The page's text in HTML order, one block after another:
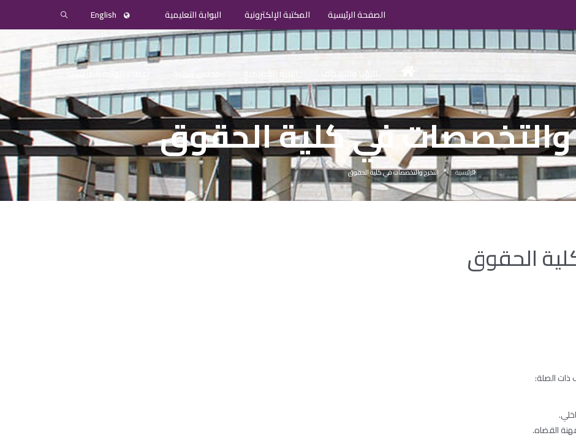
الصفحة الرئيسية المكتبة الإلكترونية البوابة التعليمية English
أعضاء الهئية التدريسية
والتخصصات في كلية الحقوق
الرئيسية التخرج والتخصصات في كلية الحقوق
الحقوق
ذات الصلة:
القضاه.